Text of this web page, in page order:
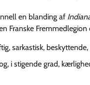
en blanding af
Franske
sarkastisk,
i stigende grad,